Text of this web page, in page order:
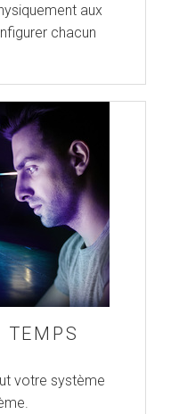
aux
chacun
TEMPS
votre système